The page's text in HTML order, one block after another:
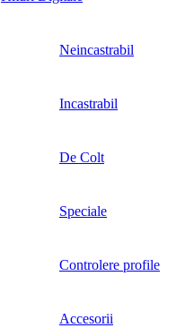
Neincastrabil
Incastrabil
De Colt
Speciale
Controlere profile
Accesorii